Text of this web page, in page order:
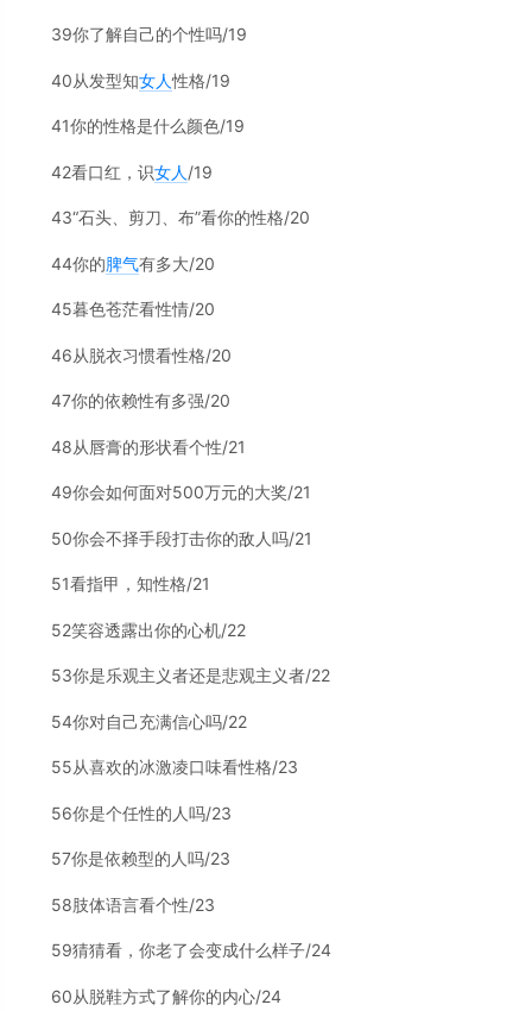
39你了解自己的个性吗/19
40从发型知女人性格/19
41你的性格是什么颜色/19
42看口红，识女人 /19
43“石头、剪刀、布”看你的性格/20
44你的脾气有多大/20
45暮色苍茫看性情/20
46从脱衣习惯看性格/20
47你的依赖性有多强/20
48从唇膏的形状看个性/21
49你会如何面对500万元的大奖/21
50你会不择手段打击你的敌人吗/21
51看指甲，知性格/21
52笑容透露出你的心机/22
53你是乐观主义者还是悲观主义者/22
54你对自己充满信心吗/22
55从喜欢的冰激凌口味看性格/23
56你是个任性的人吗/23
57你是依赖型的人吗/23
58肢体语言看个性/23
59猜猜看，你老了会变成什么样子/24
60从脱鞋方式了解你的内心/24